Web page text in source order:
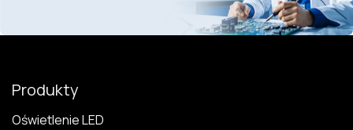
Produkty
Oświetlenie LED